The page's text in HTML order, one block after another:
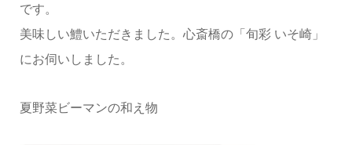
です。
美味しい鱧いただきました。心斎橋の「旬彩 いそ崎」
にお伺いしました。
夏野菜ビーマンの和え物